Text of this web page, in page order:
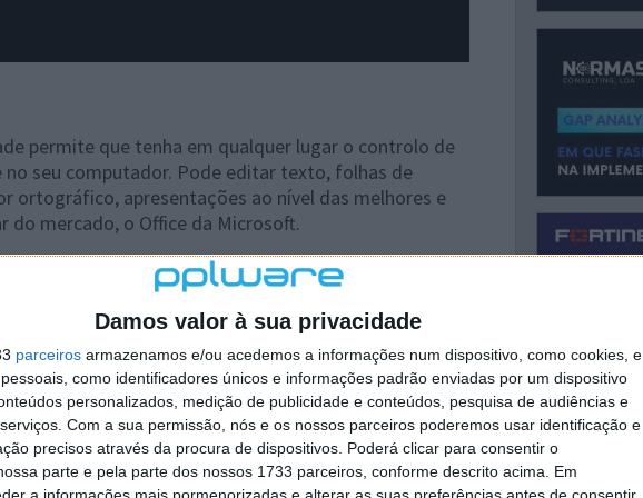
Damos valor à sua privacidade
parceiros armazenamos e/ou acedemos a informações num dispositivo, como cookies, e
como identificadores únicos e informações padrão enviadas por um dispositivo
personalizados, medição de publicidade e conteúdos, pesquisa de audiências e
Com a sua permissão, nós e os nossos parceiros poderemos usar identificação e
precisos através da procura de dispositivos. Poderá clicar para consentir o
parte e pela parte dos nossos 1733 parceiros, conforme descrito acima. Em
permite que tenha em qualquer lugar o controlo de
seu computador. Pode editar texto, folhas de
ortográfico, apresentações ao nível das melhores e
do mercado, o Office da Microsoft.
colecção de aplicações que deve ter sempre nos eu
ficará apeado. Esta suite suporta ficheiros da cloud
sistemas operativos móveis.
no seu dispositivo com iOS e Android.